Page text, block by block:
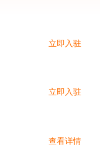
立即入驻
立即入驻
查看详情